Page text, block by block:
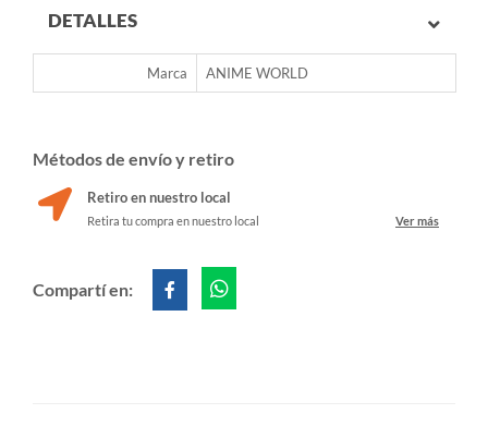
DETALLES
Marca ANIME WORLD
Métodos de envío y retiro
Retiro en nuestro local
Retira tu compra en nuestro local Ver más
Compartí en: